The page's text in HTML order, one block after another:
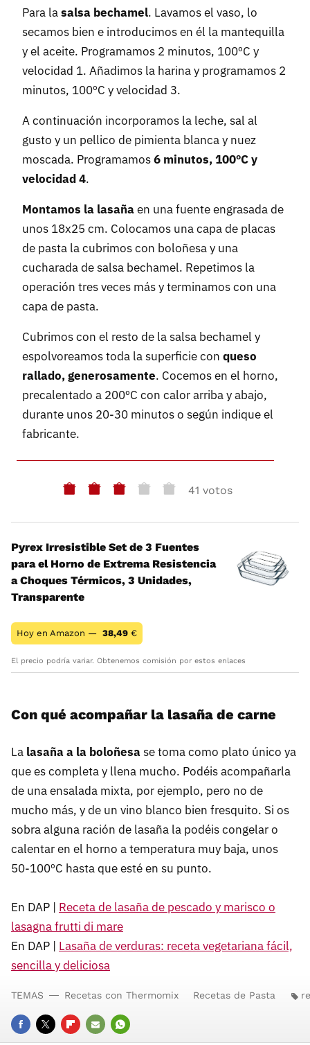
Para lasalsa bechamel. Lavamos el vaso, lo
secamos bien e introducimos en él la mantequilla
y el aceite. Programamos 2 minutos, 100ºC y
velocidad 1. Añadimos la harina y programamos 2
minutos, 100ºC y velocidad 3.
A continuación incorporamos la leche, sal al
gusto y un pellico de pimienta blanca y nuez
moscada. Programamos6 minutos, 100ºC y
velocidad 4.
Montamos la lasañaen una fuente engrasada de
unos 18x25 cm. Colocamos una capa de placas
de pasta la cubrimos con boloñesa y una
cucharada de salsa bechamel. Repetimos la
operación tres veces más y terminamos con una
capa de pasta.
Cubrimos con el resto de la salsa bechamel y
espolvoreamos toda la superficie con queso
rallado, generosamente. Cocemos en el horno,
precalentado a 200ºC con calor arriba y abajo,
durante unos 20-30 minutos o según indique el
fabricante.
41 votos
Pyrex Irresistible Set de 3 Fuentes
para el Horno de Extrema Resistencia
a Choques Térmicos, 3 Unidades,
Transparente
Hoy en Amazon — 38,49 €
El precio podría variar. Obtenemos comisión por estos enlaces
Con qué acompañar la lasaña de carne
La lasaña a la boloñesase toma como plato único ya
que es completa y llena mucho. Podéis acompañarla
de una ensalada mixta, por ejemplo, pero no de
mucho más, y de un vino blanco bien fresquito. Si os
sobra alguna ración de lasaña la podéis congelar o
calentar en el horno a temperatura muy baja, unos
50-100ºC hasta que esté en su punto.
En DAP | Receta de lasaña de pescado y marisco o
lasagna frutti di mare
En DAP | Lasaña de verduras: receta vegetariana fácil,
sencilla y deliciosa
TEMAS Recetas con Thermomix Recetas de Pasta